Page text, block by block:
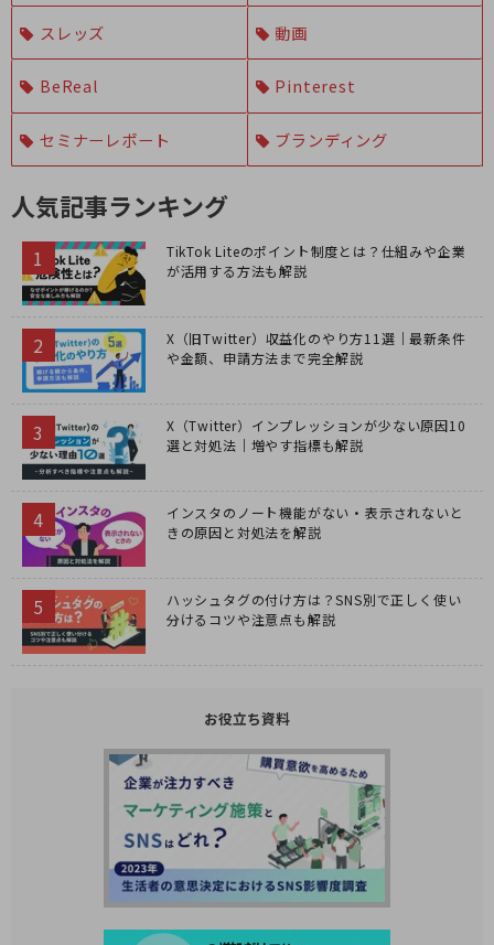
スレッズ 動画
BeReal Pinterest
セミナーレポート ブランディング
人気記事ランキング
TikTok Liteのポイント制度とは？仕組みや企業
が活用する方法も解説
X（旧Twitter）収益化のやり方11選｜最新条件
や金額、申請方法まで完全解説
X（Twitter）インプレッションが少ない原因10
選と対処法｜増やす指標も解説
インスタのノート機能がない・表示されないと
きの原因と対処法を解説
ハッシュタグの付け方は？SNS別で正しく使い
分けるコツや注意点も解説
お役立ち資料